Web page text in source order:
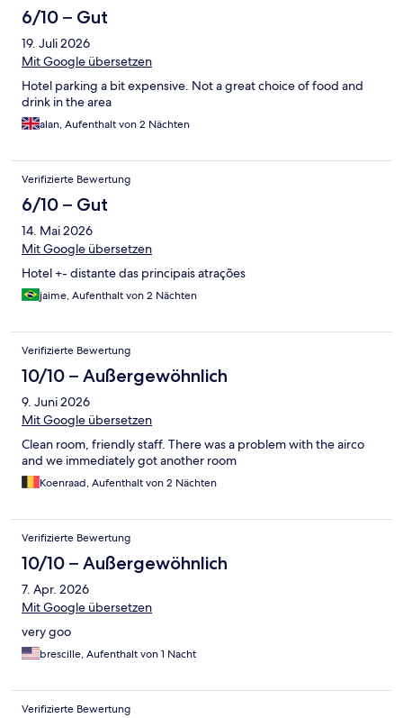
6/10 – Gut
19. Juli 2026
Mit Google übersetzen
Hotel parking a bit expensive. Not a great choice of food and
drink in the area
alan, Aufenthalt von 2 Nächten
Verifizierte Bewertung
6/10 – Gut
14. Mai 2026
Mit Google übersetzen
Hotel +- distante das principais atrações
jaime, Aufenthalt von 2 Nächten
Verifizierte Bewertung
10/10 – Außergewöhnlich
9. Juni 2026
Mit Google übersetzen
Clean room, friendly staff. There was a problem with the airco
and we immediately got another room
Koenraad, Aufenthalt von 2 Nächten
Verifizierte Bewertung
10/10 – Außergewöhnlich
7. Apr. 2026
Mit Google übersetzen
very goo
brescille, Aufenthalt von 1 Nacht
Verifizierte Bewertung